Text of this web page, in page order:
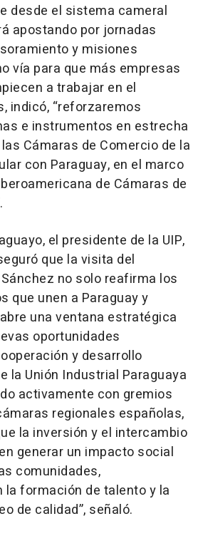
desde el sistema cameral
apostando por jornadas
y misiones
vía para que más empresas
a trabajar en el
indicó, “reforzaremos
e instrumentos en estrecha
Cámaras de Comercio de la
con Paraguay, en el marco
de Cámaras de
el presidente de la UIP,
que la visita del
no solo reafirma los
que unen a Paraguay y
una ventana estratégica
oportunidades
y desarrollo
la Unión Industrial Paraguaya
activamente con gremios
regionales españolas,
la inversión y el intercambio
generar un impacto social
comunidades,
la formación de talento y la
de calidad”, señaló.